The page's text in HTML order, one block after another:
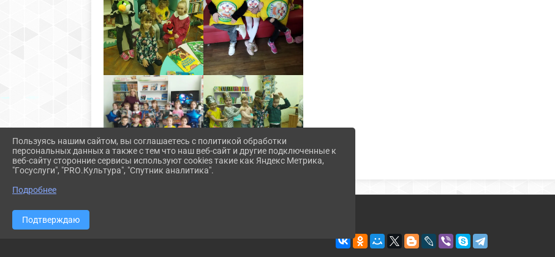
Пользуясь нашим сайтом, вы соглашаетесь с политикой обработки
персональных данных а также с тем что наш веб-сайт и другие подключенные к
веб-сайту сторонние сервисы используют cookies такие как Яндекс Метрика,
"Госуслуги", "PRO.Культура", "Спутник аналитика".
Подробнее
Подтверждаю